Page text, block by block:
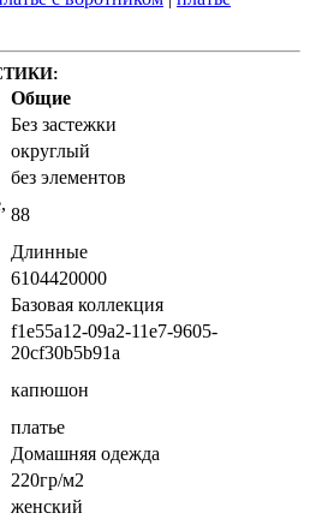
Общие
Без застежки
округлый
без элементов
88
Длинные
6104420000
Базовая коллекция
f1e55a12-09a2-11e7-9605-
20cf30b5b91a
капюшон
платье
Домашняя одежда
220гр/м2
женский